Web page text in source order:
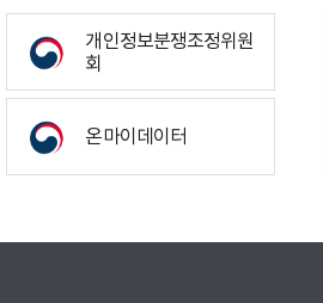
개인정보분쟁조정위원
회
온마이데이터